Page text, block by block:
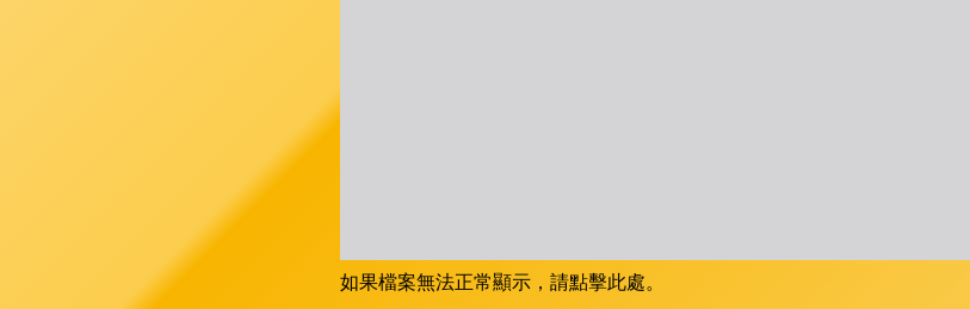
如果檔案無法正常顯示，請點擊此處。